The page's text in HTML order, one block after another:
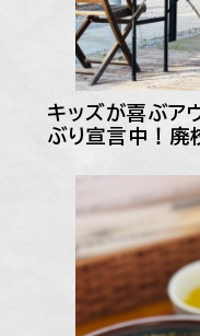
キッズが喜ぶア
ぶり宣言中！廃